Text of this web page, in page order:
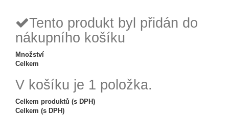
Tento produkt byl přidán do
nákupního košíku
Množství
Celkem
V košíku je 1 položka.
Celkem produktů (s DPH)
Celkem (s DPH)